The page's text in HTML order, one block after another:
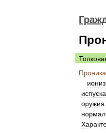
оружия